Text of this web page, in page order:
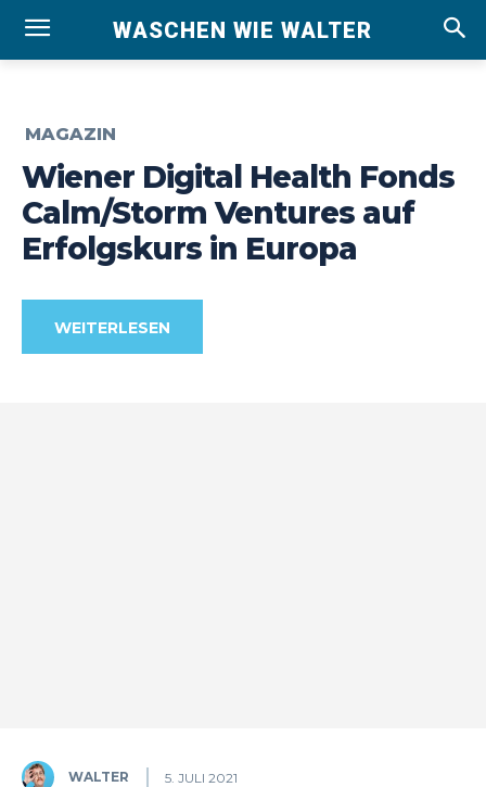
WASCHEN WIE WALTER
MAGAZIN
Wiener Digital Health Fonds
Calm/Storm Ventures auf
Erfolgskurs in Europa
WEITERLESEN
WALTER 5. JULI 2021